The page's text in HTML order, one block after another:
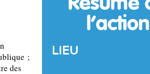
;
des
l’action
LIEU